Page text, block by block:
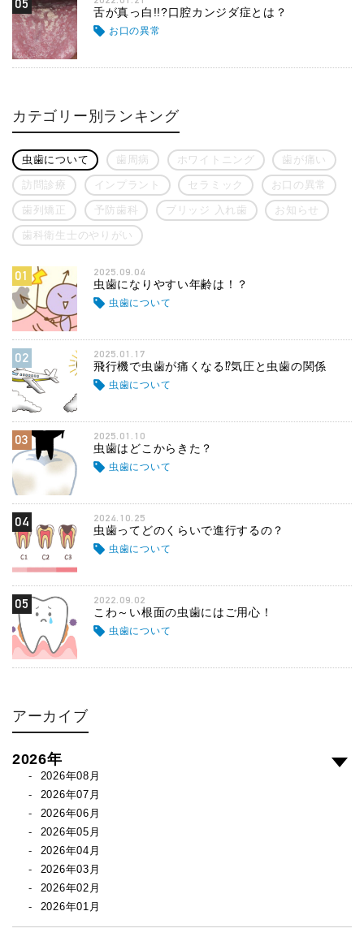
05
舌が真っ白!!?口腔カンジダ症とは？
お口の異常
カテゴリー別ランキング
虫歯について 歯周病 ホワイトニング 歯が痛い
訪問診療 インプラント セラミック お口の異常
歯列矯正 予防歯科 ブリッジ 入れ歯 お知らせ
歯科衛生士のやりがい
01 2025.09.04
虫歯になりやすい年齢は！？
虫歯について
02 2025.01.17
飛行機で虫歯が痛くなる⁉気圧と虫歯の関係
虫歯について
03 2025.01.10
虫歯はどこからきた？
虫歯について
04 2024.10.25
虫歯ってどのくらいで進行するの？
虫歯について
05 2022.09.02
こわ～い根面の虫歯にはご用心！
虫歯について
アーカイブ
2026年
2026年08月
2026年07月
2026年06月
2026年05月
2026年04月
2026年03月
2026年02月
2026年01月